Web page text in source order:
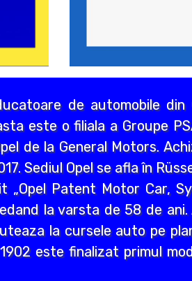
de automobile din
este o filiala a Groupe
de la General Motors.
Sediul Opel se afla în
„Opel Patent Motor Car,
la varsta de 58 de
la cursele auto pe
este finalizat primul